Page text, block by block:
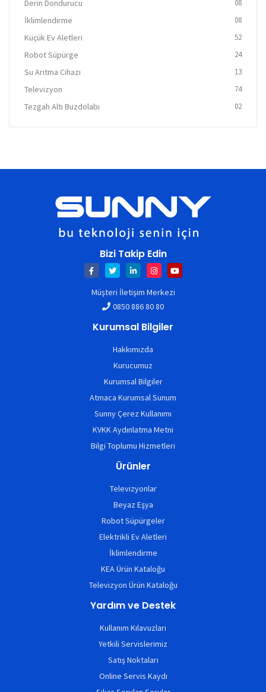
Derin Dondurucu 08
İklimlendirme 08
Küçük Ev Aletleri 52
Robot Süpürge 24
Su Arıtma Cihazı 13
Televizyon 74
Tezgah Altı Buzdolabı 02
Bizi Takip Edin
Müşteri İletişim Merkezi
0850 886 80 80
Kurumsal Bilgiler
Hakkımızda
Kurucumuz
Kurumsal Bilgiler
Atmaca Kurumsal Sunum
Sunny Çerez Kullanımı
KVKK Aydınlatma Metni
Bilgi Toplumu Hizmetleri
Ürünler
Televizyonlar
Beyaz Eşya
Robot Süpürgeler
Elektrikli Ev Aletleri
İklimlendirme
KEA Ürün Kataloğu
Televizyon Ürün Kataloğu
Yardım ve Destek
Kullanım Kılavuzları
Yetkili Servislerimiz
Satış Noktaları
Online Servis Kaydı